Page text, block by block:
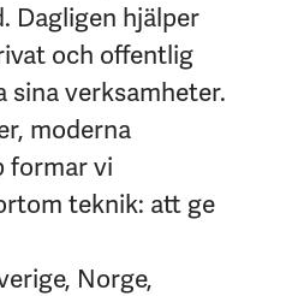
Dagligen hjälper
och offentlig
sina verksamheter.
moderna
formar vi
teknik: att ge
Norge,